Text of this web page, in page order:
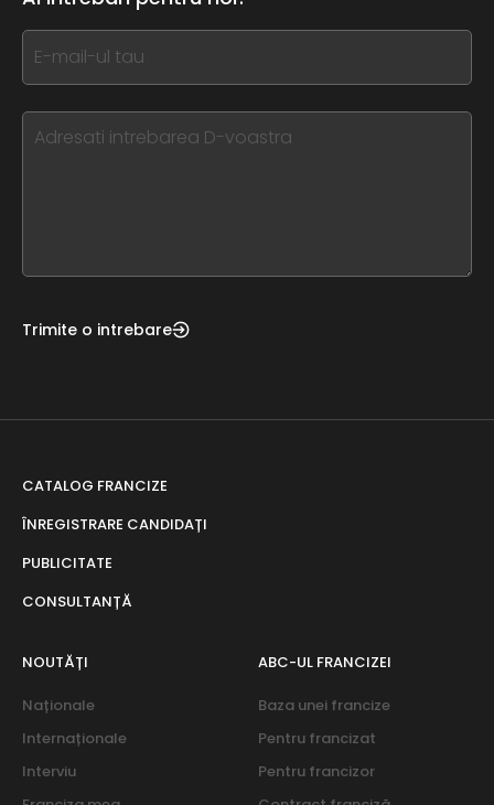
this
form
field
blank
If
you
this,
Trimite o intrebare
CATALOG FRANCIZE
ÎNREGISTRARE CANDIDAȚI
PUBLICITATE
CONSULTANȚĂ
NOUTĂȚI
Naționale
Internaționale
Interviu
ABC-UL FRANCIZEI
Baza unei francize
Pentru francizat
Pentru francizor